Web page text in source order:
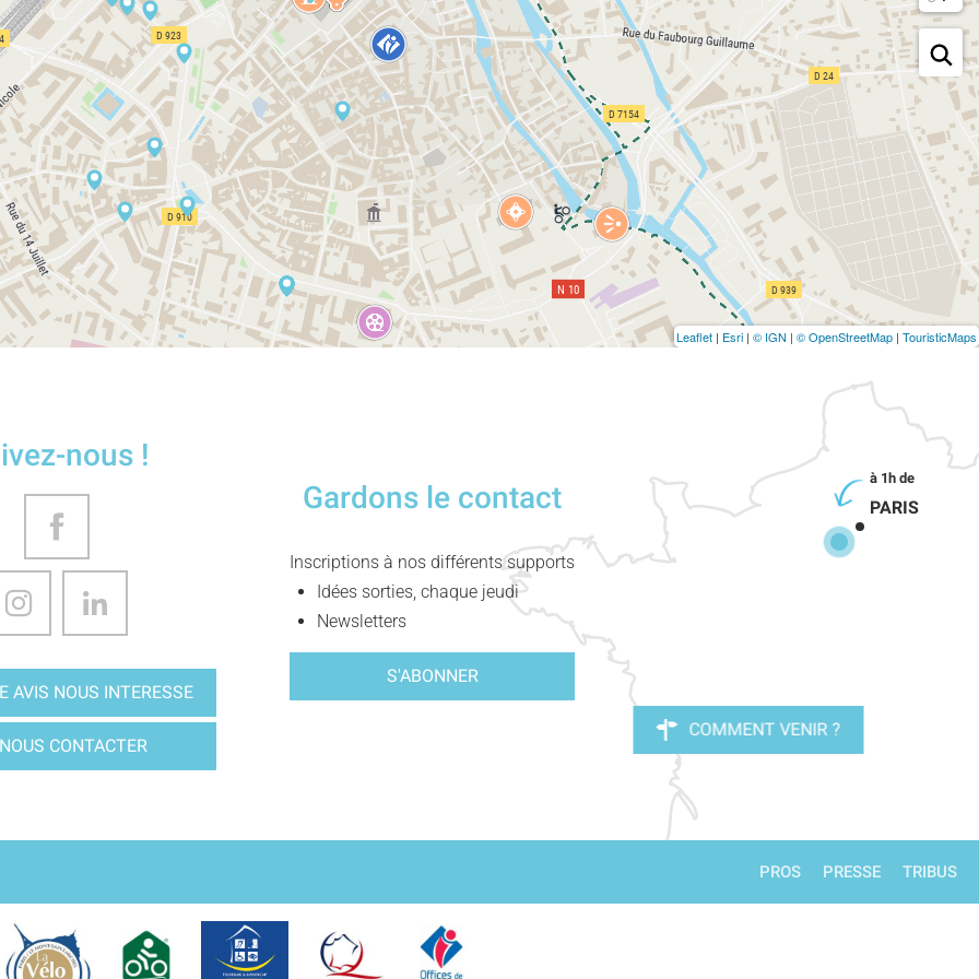
Leaflet | Esri | © IGN | © OpenStreetMap | TouristicMaps
nous !
AVIS NOUS INTERESSE
NOUS CONTACTER
Gardons le contact
Inscriptions à nos différents supports
Idées sorties, chaque jeudi
Newsletters
S'ABONNER
PARIS
COMMENT VENIR ?
PROS PRESSE TRIBUS